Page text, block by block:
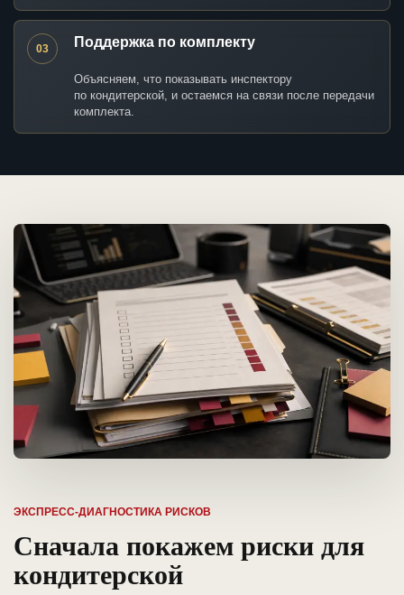
03 Поддержка по комплекту
Объясняем, что показывать инспектору
по кондитерской, и остаемся на связи после передачи
комплекта.
ЭКСПРЕСС-ДИАГНОСТИКА РИСКОВ
Сначала покажем риски для
кондитерской